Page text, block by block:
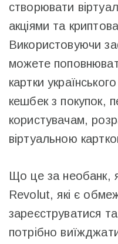
створювати
акціями та
Використовуючи
можете
картки
кешбек з покупок,
користувачам,
віртуальною
Що це за необанк,
Revolut, які є
зареєструватися
потрібно